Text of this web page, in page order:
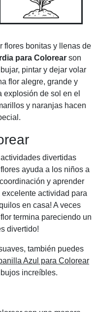
flores bonitas y llenas de
para Colorear son
pintar y dejar volar
flor alegre, grande y
explosión de sol en el
y naranjas hacen
divertidas
ayuda a los niños a
y aprender
excelente actividad para
en casa! A veces
termina pareciendo un
divertido!
también puedes
Azul para Colorear
increíbles.